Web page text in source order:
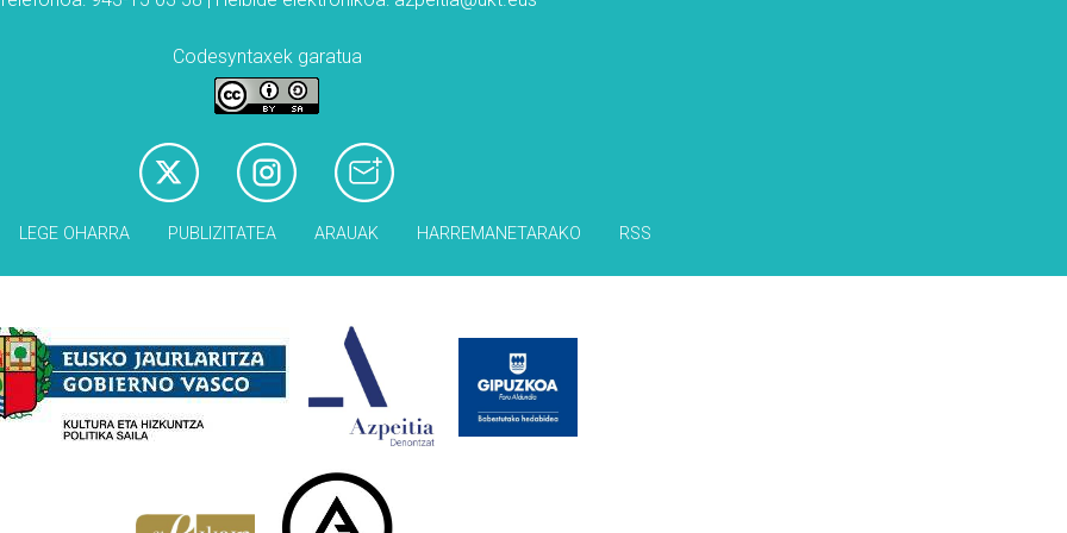
Codesyntaxek garatua
LEGE OHARRA PUBLIZITATEA ARAUAK HARREMANETARAKO RSS